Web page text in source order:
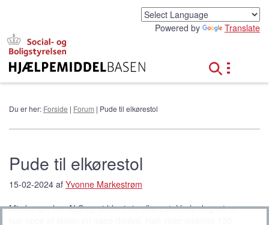
Powered by Translate
Du er her: Forside | Forum | Pude til elkørestol
Pude til elkørestol
15-02-2024 af Yvonne Markestrøm
Min borger har ALS og sidder i sin elkørestol hele døgnet, er